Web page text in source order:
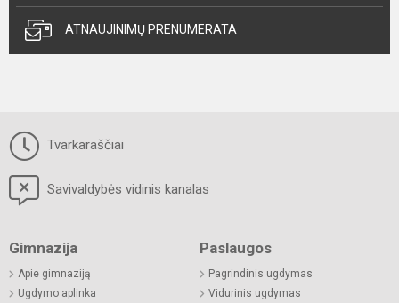
ATNAUJINIMŲ PRENUMERATA
Tvarkaraščiai
Savivaldybės vidinis kanalas
Gimnazija
Apie gimnaziją
Ugdymo aplinka
Paslaugos
Pagrindinis ugdymas
Vidurinis ugdymas